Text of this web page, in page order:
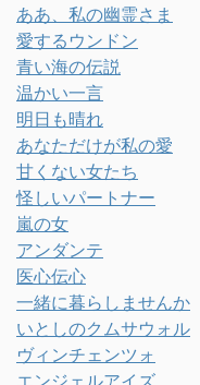
ああ、私の幽霊さま
愛するウンドン
青い海の伝説
温かい一言
明日も晴れ
あなただけが私の愛
甘くない女たち
怪しいパートナー
嵐の女
アンダンテ
医心伝心
一緒に暮らしませんか
いとしのクムサウォル
ヴィンチェンツォ